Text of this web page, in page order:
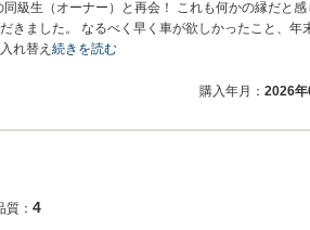
級生（オーナー）と再会！ これも何かの縁だと
ました。 なるべく早く車が欲しかったこと、
れ替え 続きを読む
購入年月： 2026年
質： 4